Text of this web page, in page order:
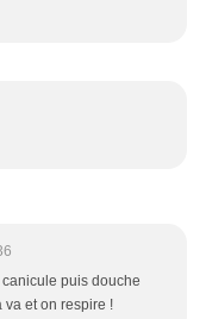
puis douche
va et on respire !